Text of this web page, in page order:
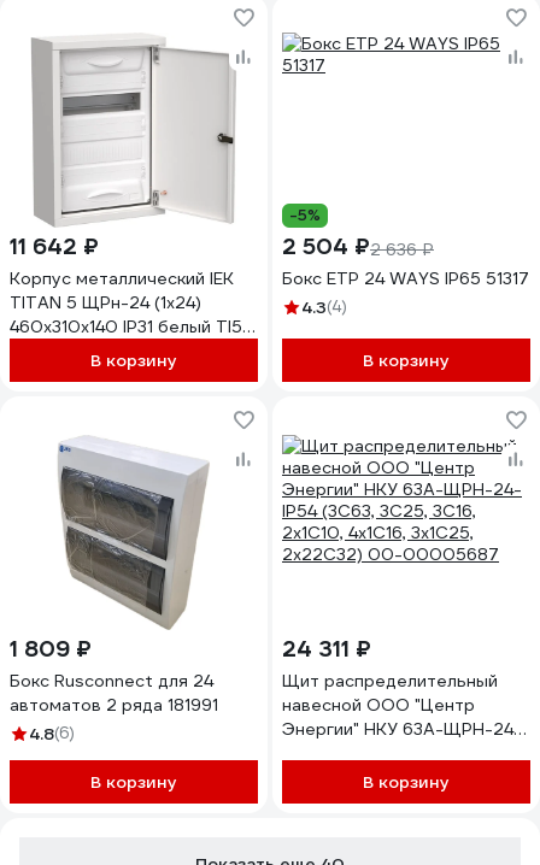
11 642 ₽
Корпус металлический IEK
TITAN 5 ЩРн-24 (1x24)
460x310x140 IP31 белый TI5-
50-N-024-31В корзину
-5%
2 504 ₽2 636 ₽
Бокс ETP 24 WAYS IP65 51317
4.3(4)
В корзину
1 809 ₽
Бокс Rusconnect для 24
автоматов 2 ряда 181991
4.8(6)
В корзину
24 311 ₽
Щит распределительный
навесной ООО "Центр
Энергии" НКУ 63А-ЩРН-24-
2x1С10, 4x1С16, 3x1С25,
2x22С32) 00-00005687
В корзину